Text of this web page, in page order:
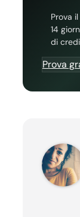
Prova
14
di
Prova